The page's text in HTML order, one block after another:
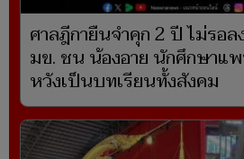
ศาลฎีกายืนจำคุก 2 ปี ไม่รอ
มข. ชน น้องอาย นักศึกษาแ
หวังเป็นบทเรียนทั้งสังคม